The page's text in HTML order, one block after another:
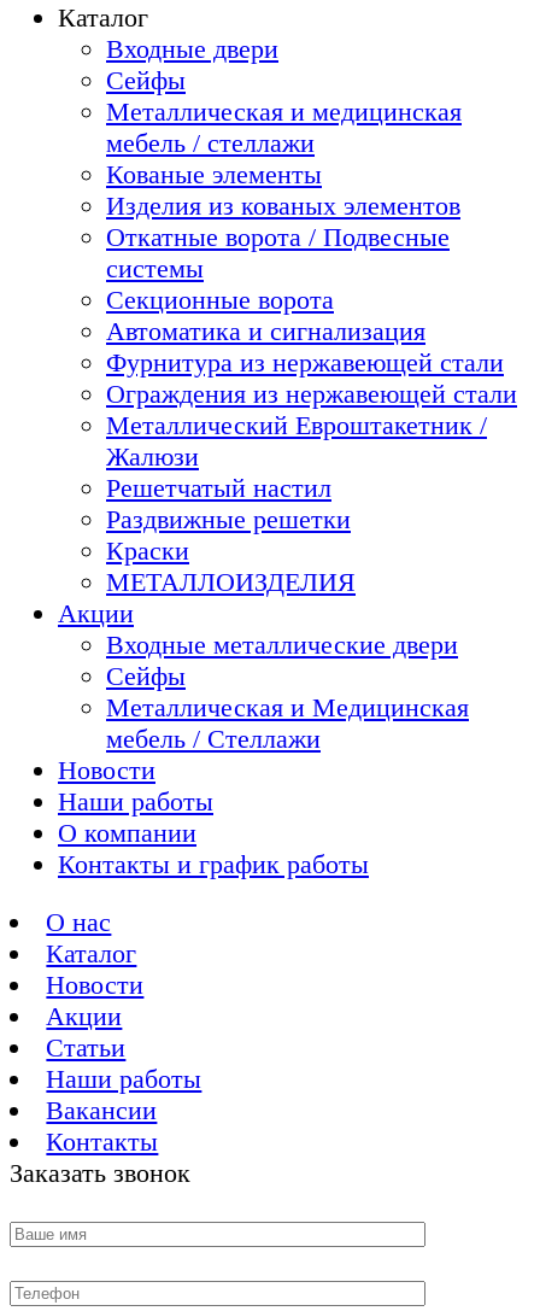
Каталог
Входные двери
Сейфы
Металлическая и медицинская
мебель / стеллажи
Кованые элементы
Изделия из кованых элементов
Откатные ворота / Подвесные
системы
Секционные ворота
Автоматика и сигнализация
Фурнитура из нержавеющей стали
Ограждения из нержавеющей стали
Металлический Евроштакетник /
Жалюзи
Решетчатый настил
Раздвижные решетки
Краски
МЕТАЛЛОИЗДЕЛИЯ
Акции
Входные металлические двери
Сейфы
Металлическая и Медицинская
мебель / Стеллажи
Новости
Наши работы
О компании
Контакты и график работы
О нас
Каталог
Новости
Акции
Статьи
Наши работы
Вакансии
Контакты
Заказать звонок